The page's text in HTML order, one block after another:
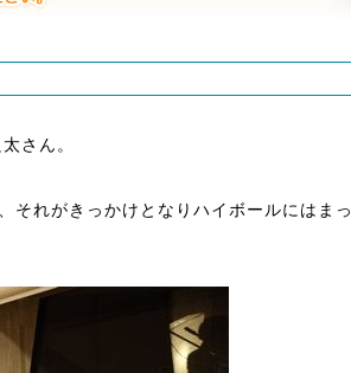
さん。
それがきっかけとなりハイボールにはまっ